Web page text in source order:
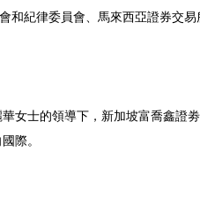
紀律委員會、馬來西亞證券交
女士的領導下，新加坡富喬鑫證
際。